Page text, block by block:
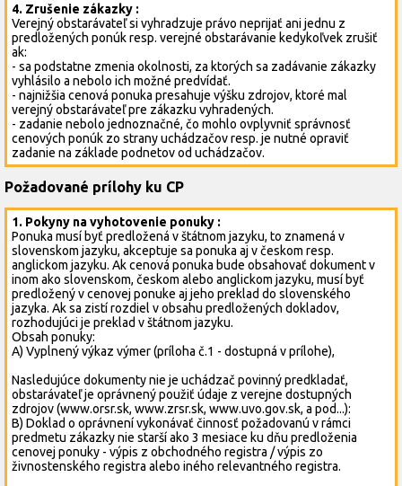
4. Zrušenie zákazky :
Verejný obstarávateľ si vyhradzuje právo neprijať ani jednu z
predložených ponúk resp. verejné obstarávanie kedykoľvek zrušiť
ak:
- sa podstatne zmenia okolnosti, za ktorých sa zadávanie zákazky
vyhlásilo a nebolo ich možné predvídať.
- najnižšia cenová ponuka presahuje výšku zdrojov, ktoré mal
verejný obstarávateľ pre zákazku vyhradených.
- zadanie nebolo jednoznačné, čo mohlo ovplyvniť správnosť
cenových ponúk zo strany uchádzačov resp. je nutné opraviť
zadanie na základe podnetov od uchádzačov.
Požadované prílohy ku CP
1. Pokyny na vyhotovenie ponuky :
Ponuka musí byť predložená v štátnom jazyku, to znamená v
slovenskom jazyku, akceptuje sa ponuka aj v českom resp.
anglickom jazyku. Ak cenová ponuka bude obsahovať dokument v
inom ako slovenskom, českom alebo anglickom jazyku, musí byť
predložený v cenovej ponuke aj jeho preklad do slovenského
jazyka. Ak sa zistí rozdiel v obsahu predložených dokladov,
rozhodujúci je preklad v štátnom jazyku.
Obsah ponuky:
A) Vyplnený výkaz výmer (príloha č.1 - dostupná v prílohe),
Nasledujúce dokumenty nie je uchádzač povinný predkladať,
obstarávateľ je oprávnený použiť údaje z verejne dostupných
zdrojov (www.orsr.sk, www.zrsr.sk, www.uvo.gov.sk, a pod...):
B) Doklad o oprávnení vykonávať činnosť požadovanú v rámci
predmetu zákazky nie starší ako 3 mesiace ku dňu predloženia
cenovej ponuky - výpis z obchodného registra / výpis zo
živnostenského registra alebo iného relevantného registra.